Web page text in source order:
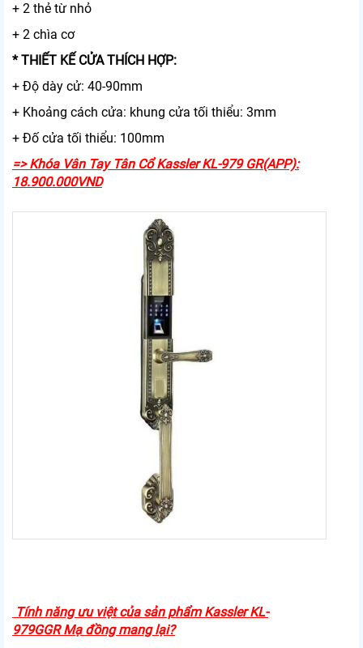
+ 2 thẻ từ nhỏ
+ 2 chìa cơ
* THIẾT KẾ CỬA THÍCH HỢP:
+ Độ dày cử: 40-90mm
+ Khoảng cách cửa: khung cửa tối thiểu: 3mm
+ Đố cửa tối thiểu: 100mm
=> Khóa Vân Tay Tân Cổ Kassler KL-979 GR(APP):
18.900.000VND
Tính năng ưu việt của sản phẩm Kassler KL-
979GGRMạ đồng mang lại?